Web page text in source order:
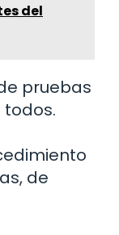
del
pruebas
de